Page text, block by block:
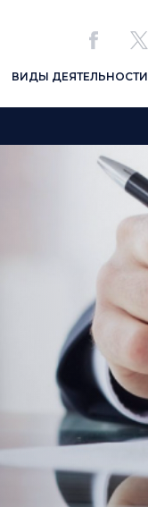
ВИДЫ ДЕЯТЕЛЬНОСТИ